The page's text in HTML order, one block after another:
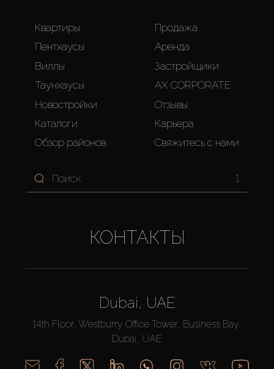
Квартиры
Пентхаусы
Виллы
Таунхаусы
Новостройки
Каталоги
Обзор районов
Продажа
Аренда
Застройщики
AX CORPORATE
Отзывы
Карьера
Свяжитесь с нами
1
КОНТАКТЫ
Dubai, UAE
14th Floor, Westburry Office Tower, Business Bay,
Dubai, UAE